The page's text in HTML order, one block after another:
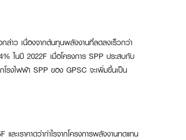
กล่าว เนื่องจากต้นทุนพลังงานที่ลดลงเร็วกว่า
ในปี 2022F เมื่อโครงการ SPP ประสบกับ
โรงไฟฟ้า SPP ของ GPSC จะเพิ่มขึ้นเป็น
เราคาดว่ากำไรจากโครงการพลังงานทดแทน